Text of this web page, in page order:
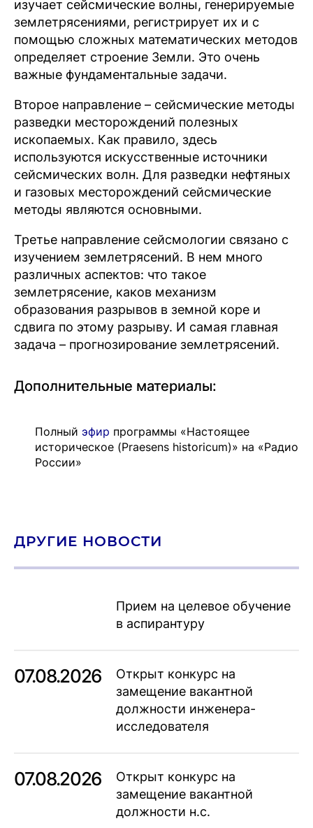
изучает сейсмические волны, генерируемые
землетрясениями, регистрирует их и с
помощью сложных математических методов
определяет строение Земли. Это очень
важные фундаментальные задачи.
Второе направление – сейсмические методы
разведки месторождений полезных
ископаемых. Как правило, здесь
используются искусственные источники
сейсмических волн. Для разведки нефтяных
и газовых месторождений сейсмические
методы являются основными.
Третье направление сейсмологии связано с
изучением землетрясений. В нем много
различных аспектов: что такое
землетрясение, каков механизм
образования разрывов в земной коре и
сдвига по этому разрыву. И самая главная
задача – прогнозирование землетрясений.
Дополнительные материалы:
Полный эфир программы «Настоящее
историческое (Praesens historicum)» на «Радио
России»
ДРУГИЕ НОВОСТИ
Прием на целевое обучение
в аспирантуру
07.08.2026
Открыт конкурс на
замещение вакантной
должности инженера-
исследователя
07.08.2026
Открыт конкурс на
замещение вакантной
должности н.с.